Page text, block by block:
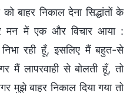
बाहर निकाल देना सिद्धांतों के
मन में एक और विचार आया :
रही हूँ, इसलिए मैं बहुत-से
मैं लापरवाही से बोलती हूँ, तो
मुझे बाहर निकाल दिया गया तो